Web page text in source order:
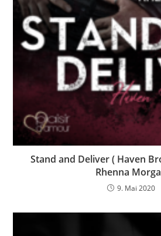
Stand and Deliver ( Haven
Rhenna
9. Mai 2020